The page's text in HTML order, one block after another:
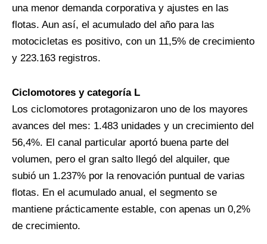
una menor demanda corporativa y ajustes en las
flotas. Aun así, el acumulado del año para las
motocicletas es positivo, con un 11,5% de crecimiento
y 223.163 registros.
Ciclomotores y categoría L
Los ciclomotores protagonizaron uno de los mayores
avances del mes: 1.483 unidades y un crecimiento del
56,4%. El canal particular aportó buena parte del
volumen, pero el gran salto llegó del alquiler, que
subió un 1.237% por la renovación puntual de varias
flotas. En el acumulado anual, el segmento se
mantiene prácticamente estable, con apenas un 0,2%
de crecimiento.